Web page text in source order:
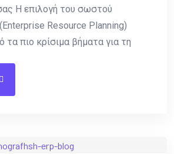
Η επιλογή του σωστού
Resource Planning)
τα πιο κρίσιμα βήματα για τη